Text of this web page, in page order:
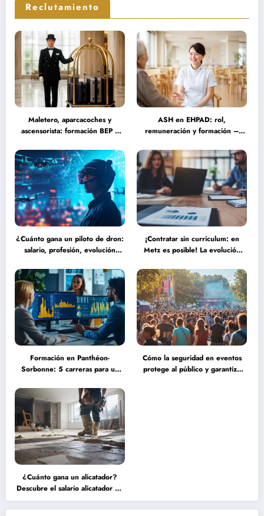
Reclutamiento
Maletero, aparcacoches y
ascensorista: formación BEP y
semana en establecimientos de
lujo
ASH en EHPAD: rol,
remuneración y formación –
misiones del personal de servicio
hospitalario
¿Cuánto gana un piloto de dron:
salario, profesión, evolución
tecnologías autónomas
¡Contratar sin currículum: en
Metz es posible! La evolución
más humanos y eficaces
Formación en Panthéon-
Sorbonne: 5 carreras para un
financiera que transformarán tu
futuro
Cómo la seguridad en eventos
protege al público y garantiza
¿Cuánto gana un alicatador?
Descubre el salario alicatador de
expertos que triunfan en el
sector